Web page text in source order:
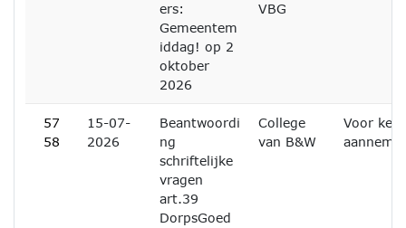
ers:
Gemeentem
iddag! op 2
oktober
2026
VBG
57
58
15-07-
2026
Beantwoordi
ng
schriftelijke
vragen
art.39
DorpsGoed
College
van B&W
Voor